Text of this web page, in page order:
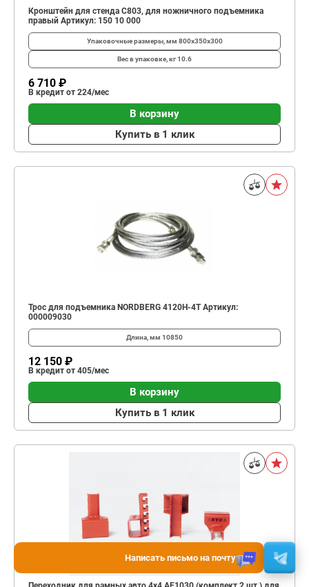
Кронштейн для стенда C803, для ножничного подъемника
правый Артикул: 150 10 000
Упаковочные размеры, мм 800х350х300
Вес в упаковке, кг10.6
6 710 ₽
В кредит от 224/мес
В корзину
Купить в 1 клик
Трос для подъемника NORDBERG 4120H-4T Артикул:
000009030
Длина, мм 10850
12 150 ₽
В кредит от 405/мес
В корзину
Купить в 1 клик
Написать письмо на почту